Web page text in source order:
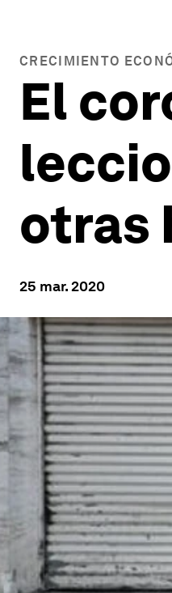
CRECIMIENTO
El
otras
25 mar. 2020